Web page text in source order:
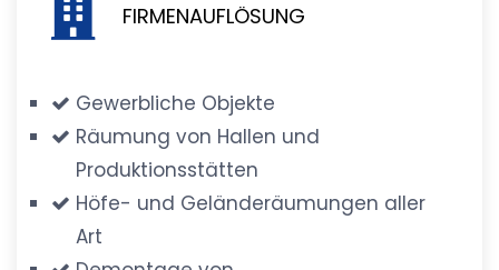
FIRMENAUFLÖSUNG
Gewerbliche Objekte
Räumung von Hallen und
Produktionsstätten
Höfe- und Geländeräumungen aller
Art